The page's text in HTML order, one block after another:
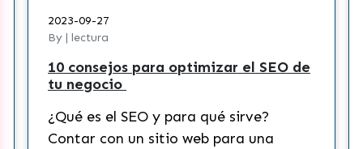
2023-09-27
By | lectura
10 consejos para optimizar el SEO de
tu negocio
¿Qué es el SEO y para qué sirve?
Contar con un sitio web para una